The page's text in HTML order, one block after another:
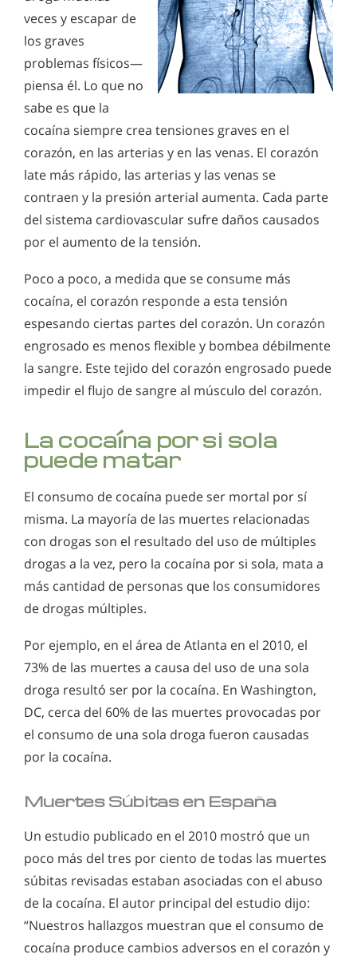
veces y escapar de
los graves
problemas físicos—
piensa él. Lo que no
sabe es que la
cocaína siempre crea tensiones graves en el
corazón, en las arterias y en las venas. El corazón
late más rápido, las arterias y las venas se
contraen y la presión arterial aumenta. Cada parte
del sistema cardiovascular sufre daños causados
por el aumento de la tensión.
Poco a poco, a medida que se consume más
cocaína, el corazón responde a esta tensión
espesando ciertas partes del corazón. Un corazón
engrosado es menos flexible y bombea débilmente
la sangre. Este tejido del corazón engrosado puede
impedir el flujo de sangre al músculo del corazón.
La cocaína por si sola
puede matar
El consumo de cocaína puede ser mortal por sí
misma. La mayoría de las muertes relacionadas
con drogas son el resultado del uso de múltiples
drogas a la vez, pero la cocaína por si sola, mata a
más cantidad de personas que los consumidores
de drogas múltiples.
Por ejemplo, en el área de Atlanta en el 2010, el
73% de las muertes a causa del uso de una sola
droga resultó ser por la cocaína. En Washington,
DC, cerca del 60% de las muertes provocadas por
el consumo de una sola droga fueron causadas
por la cocaína.
Muertes Súbitas en España
Un estudio publicado en el 2010 mostró que un
poco más del tres por ciento de todas las muertes
súbitas revisadas estaban asociadas con el abuso
de la cocaína. El autor principal del estudio dijo:
“Nuestros hallazgos muestran que el consumo de
cocaína produce cambios adversos en el corazón y